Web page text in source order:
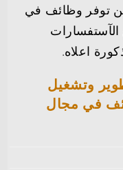
توفر وظائف في
اعلاه.
وتشغيل
في مجال